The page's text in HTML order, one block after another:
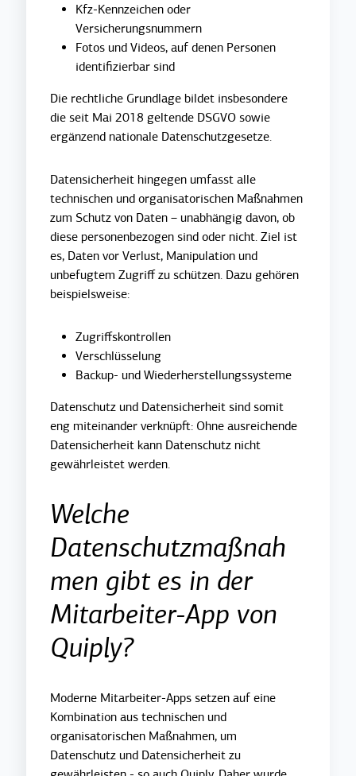
Kfz-Kennzeichen oder
Versicherungsnummern
Fotos und Videos, auf denen Personen
identifizierbar sind
Die rechtliche Grundlage bildet insbesondere
die seit Mai 2018 geltende DSGVO sowie
ergänzend nationale Datenschutzgesetze.
Datensicherheit hingegen umfasst alle
technischen und organisatorischen Maßnahmen
zum Schutz von Daten – unabhängig davon, ob
diese personenbezogen sind oder nicht. Ziel ist
es, Daten vor Verlust, Manipulation und
unbefugtem Zugriff zu schützen. Dazu gehören
beispielsweise:
Zugriffskontrollen
Verschlüsselung
Backup- und Wiederherstellungssysteme
Datenschutz und Datensicherheit sind somit
eng miteinander verknüpft: Ohne ausreichende
Datensicherheit kann Datenschutz nicht
gewährleistet werden.
Welche
Datenschutzmaßnah
men gibt es in der
Mitarbeiter-App von
Quiply?
Moderne Mitarbeiter-Apps setzen auf eine
Kombination aus technischen und
organisatorischen Maßnahmen, um
Datenschutz und Datensicherheit zu